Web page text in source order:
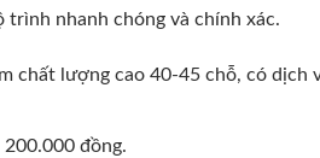
trình nhanh chóng và chính xác.
chất lượng cao 40-45 chỗ, có
đồng.